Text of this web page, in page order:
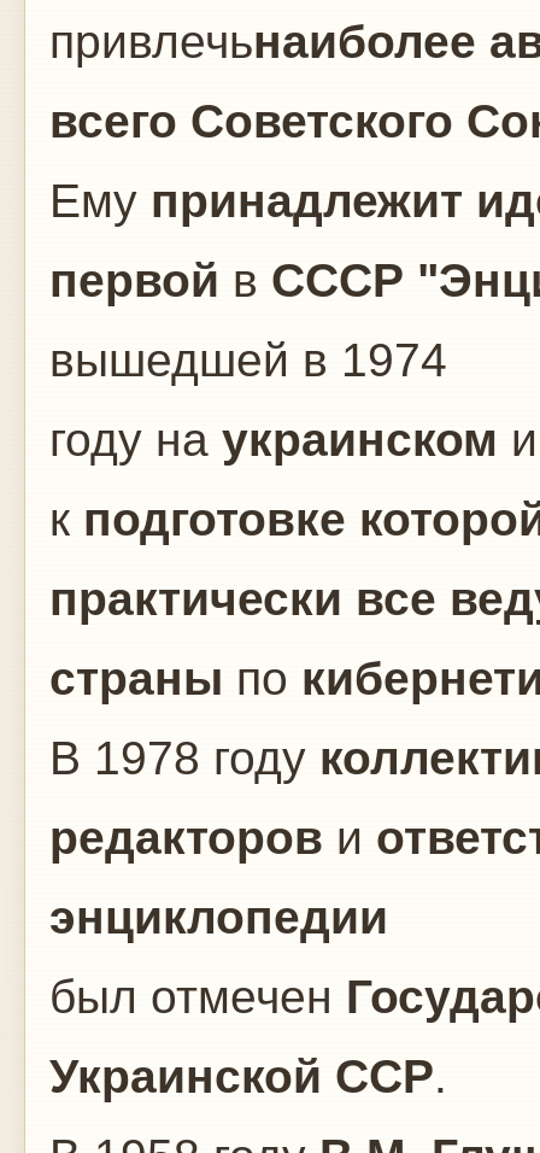
привлечьнаиболее
всего Советского
Ему принадлежит
первой в СССР
вышедшей в 1974
году на украинском
к подготовке
практически все
страны по
В 1978 году
редакторов и
энциклопедии
был отмечен
Украинской ССР.